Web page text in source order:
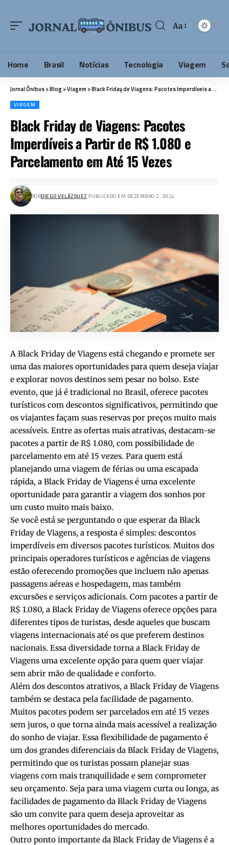
Aa
Home Brasil Notícias Tecnologia Viagem
Jornal Ônibus>Blog >Viagem >Black Friday de Viagens: Pacotes Imperdíveis a Partir de R$ 1.080 e Parcelamento em Até 15 Vezes
VIAGEM
Black Friday de Viagens: Pacotes
Imperdíveis a Partir de R$ 1.080 e
Parcelamento em Até 15 Vezes
PORDIEGO VELÁZQUEZ PUBLICADO EM DEZEMBRO 2, 2024
A Black Friday de Viagens está chegando e promete ser
uma das maiores oportunidades para quem deseja viajar
e explorar novos destinos sem pesar no bolso. Este
evento, que já é tradicional no Brasil, oferece pacotes
turísticos com descontos significativos, permitindo que
os viajantes façam suas reservas por preços muito mais
acessíveis. Entre as ofertas mais atrativas, destacam-se
pacotes a partir de R$ 1.080, com possibilidade de
parcelamento em até 15 vezes. Para quem está
planejando uma viagem de férias ou uma escapada
rápida, a Black Friday de Viagens é uma excelente
oportunidade para garantir a viagem dos sonhos por
um custo muito mais baixo.
Se você está se perguntando o que esperar da Black
Friday de Viagens, a resposta é simples: descontos
imperdíveis em diversos pacotes turísticos. Muitos dos
principais operadores turísticos e agências de viagens
estão oferecendo promoções que incluem não apenas
passagens aéreas e hospedagem, mas também
excursões e serviços adicionais. Com pacotes a partir de
R$ 1.080, a Black Friday de Viagens oferece opções para
diferentes tipos de turistas, desde aqueles que buscam
viagens internacionais até os que preferem destinos
nacionais. Essa diversidade torna a Black Friday de
Viagens uma excelente opção para quem quer viajar
sem abrir mão de qualidade e conforto.
Além dos descontos atrativos, a Black Friday de Viagens
também se destaca pela facilidade de pagamento.
Muitos pacotes podem ser parcelados em até 15 vezes
sem juros, o que torna ainda mais acessível a realização
do sonho de viajar. Essa flexibilidade de pagamento é
um dos grandes diferenciais da Black Friday de Viagens,
permitindo que os turistas possam planejar suas
viagens com mais tranquilidade e sem comprometer
seu orçamento. Seja para uma viagem curta ou longa, as
facilidades de pagamento da Black Friday de Viagens
são um convite para quem deseja aproveitar as
melhores oportunidades do mercado.
Outro ponto importante da Black Friday de Viagens é a